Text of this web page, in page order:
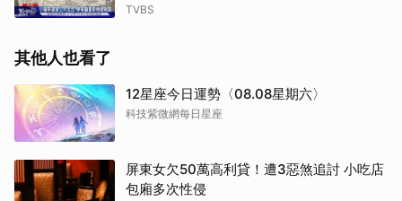
TVBS
其他人也看了
12星座今日運勢〈08.08星期六〉
科技紫微網每日星座
屏東女欠50萬高利貸！遭3惡煞追討 小吃店
包廂多次性侵